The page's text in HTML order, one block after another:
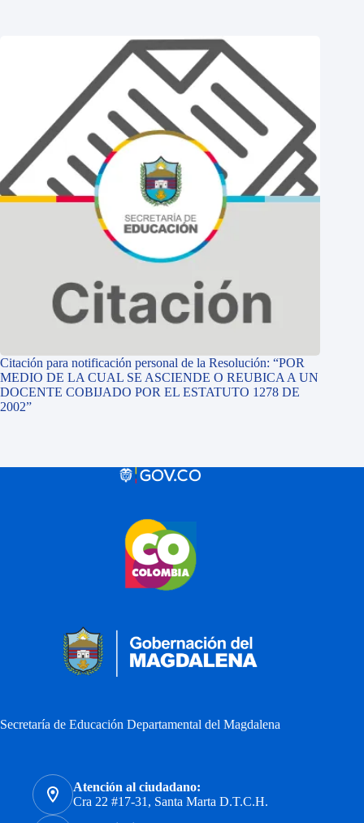
Citación para notificación personal de la Resolución: “POR
MEDIO DE LA CUAL SE ASCIENDE O REUBICA A UN
DOCENTE COBIJADO POR EL ESTATUTO 1278 DE
2002”
Secretaría de Educación Departamental del Magdalena
Atención al ciudadano:
Cra 22 #17-31, Santa Marta D.T.C.H.